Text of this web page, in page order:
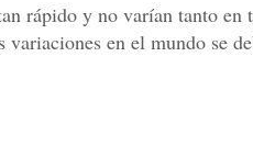
rápido y no varían tanto
en el mundo se